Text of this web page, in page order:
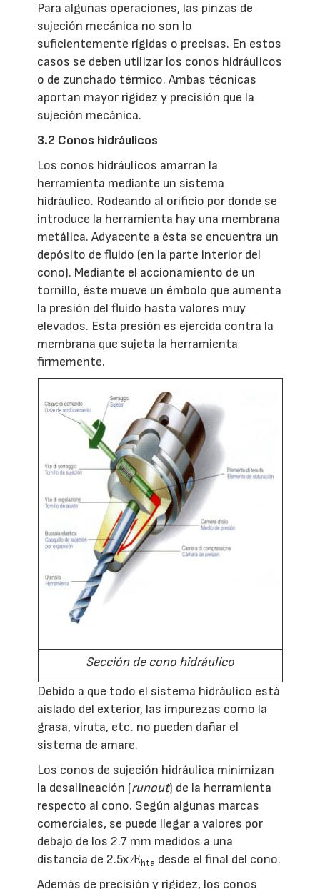
Para algunas operaciones, las pinzas de
sujeción mecánica no son lo
suficientemente rígidas o precisas. En estos
casos se deben utilizar los conos hidráulicos
o de zunchado térmico. Ambas técnicas
aportan mayor rigidez y precisión que la
sujeción mecánica.
3.2 Conos hidráulicos
Los conos hidráulicos amarran la
herramienta mediante un sistema
hidráulico. Rodeando al orificio por donde se
introduce la herramienta hay una membrana
metálica. Adyacente a ésta se encuentra un
depósito de fluido (en la parte interior del
cono). Mediante el accionamiento de un
tornillo, éste mueve un émbolo que aumenta
la presión del fluido hasta valores muy
elevados. Esta presión es ejercida contra la
membrana que sujeta la herramienta
firmemente.
Sección de cono hidráulico
Debido a que todo el sistema hidráulico está
aislado del exterior, las impurezas como la
grasa, viruta, etc. no pueden dañar el
sistema de amare.
Los conos de sujeción hidráulica minimizan
la desalineación (runout) de la herramienta
respecto al cono. Según algunas marcas
comerciales, se puede llegar a valores por
debajo de los 2.7 mm medidos a una
distancia de 2.5xÆhta desde el final del cono.
Además de precisión y rigidez, los conos